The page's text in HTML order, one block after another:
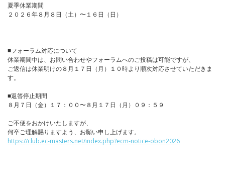
夏季休業期間
２０２６年８月８日（土）〜１６日（日）
■フォーラム対応について
休業期間中は、お問い合わせやフォーラムへのご投稿は可能ですが、
ご返信は休業明けの８月１７日（月）１０時より順次対応させていただきま
す。
■返答停止期間
８月７日（金）１７：００〜８月１７日（月）０９：５９
ご不便をおかけいたしますが、
何卒ご理解賜りますよう、お願い申し上げます。
https://club.ec-masters.net/index.php?ecm-notice-obon2026